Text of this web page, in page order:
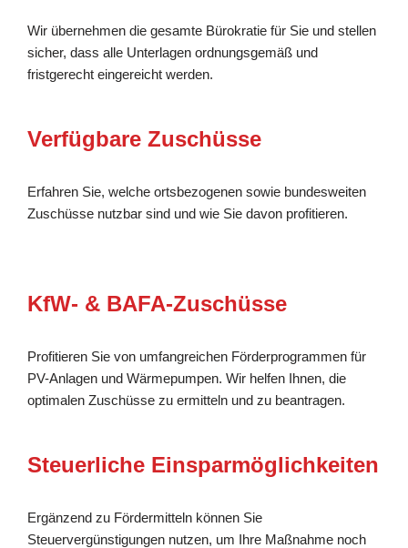
Wir übernehmen die gesamte Bürokratie für Sie und stellen
sicher, dass alle Unterlagen ordnungsgemäß und
fristgerecht eingereicht werden.
Verfügbare Zuschüsse
Erfahren Sie, welche ortsbezogenen sowie bundesweiten
Zuschüsse nutzbar sind und wie Sie davon profitieren.
KfW- & BAFA-Zuschüsse
Profitieren Sie von umfangreichen Förderprogrammen für
PV-Anlagen und Wärmepumpen. Wir helfen Ihnen, die
optimalen Zuschüsse zu ermitteln und zu beantragen.
Steuerliche Einsparmöglichkeiten
Ergänzend zu Fördermitteln können Sie
Steuervergünstigungen nutzen, um Ihre Maßnahme noch